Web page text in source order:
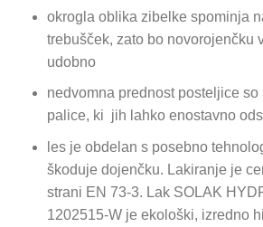
okrogla oblika zibelke spominja
trebušček, zato bo novorojenčku
udobno
nedvomna prednost posteljice so
palice, ki jih lahko enostavno
les je obdelan s posebno
škoduje dojenčku. Lakiranje je
strani EN 73-3. Lak SOLAK
1202515-W je ekološki, izredno